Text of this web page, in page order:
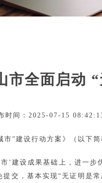
市全面启动
时间：2025-07-15
”建设行动方案》（以下
’建设成果基础上，进一
交，基本实现“无证明是